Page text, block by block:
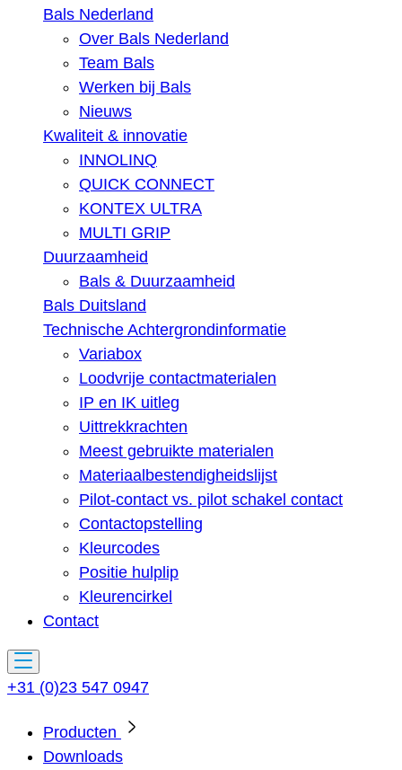
Bals Nederland
Over Bals Nederland
Team Bals
Werken bij Bals
Nieuws
Kwaliteit & innovatie
INNOLINQ
QUICK CONNECT
KONTEX ULTRA
MULTI GRIP
Duurzaamheid
Bals & Duurzaamheid
Bals Duitsland
Technische Achtergrondinformatie
Variabox
Loodvrije contactmaterialen
IP en IK uitleg
Uittrekkrachten
Meest gebruikte materialen
Materiaalbestendigheidslijst
Pilot-contact vs. pilot schakel contact
Contactopstelling
Kleurcodes
Positie hulplip
Kleurencirkel
Contact
+31 (0)23 547 0947
Producten
Downloads